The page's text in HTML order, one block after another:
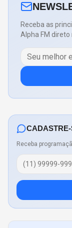
Receba as
Alpha FM direto
Receba